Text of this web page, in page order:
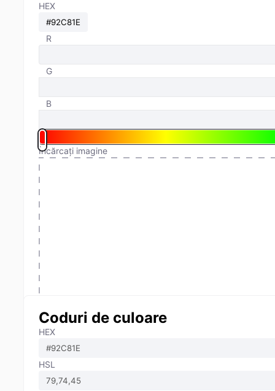
HEX
R
G
B
Încărcați imagine
Coduri de culoare
HEX
HSL